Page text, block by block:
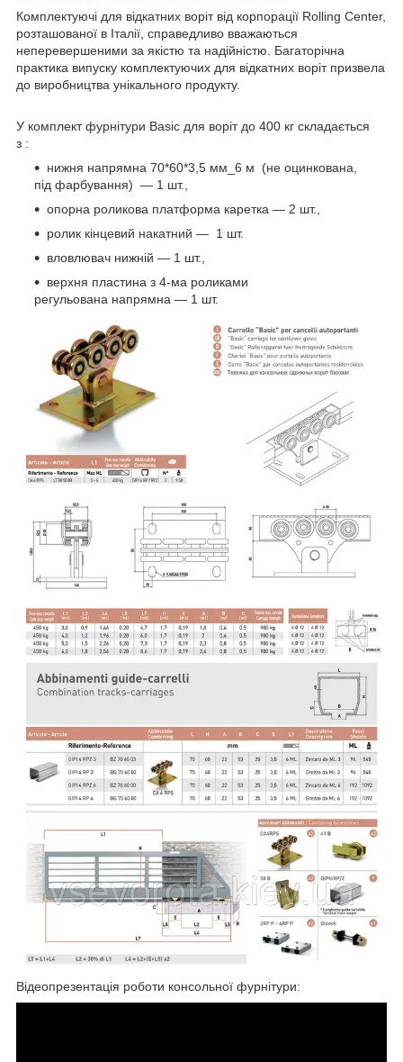
Комплектуючі для відкатних воріт від корпорації Rolling Center,
розташованої в Італії, справедливо вважаються
неперевершеними за якістю та надійністю. Багаторічна
практика випуску комплектуючих для відкатних воріт призвела
до виробництва унікального продукту.
У комплект фурнітури Basic для воріт до 400 кг складається
з :
нижня напрямна 70*60*3,5 мм_6 м (не оцинкована,
під фарбування) — 1 шт.,
опорна роликова платформа каретка — 2 шт.,
ролик кінцевий накатний — 1 шт.
вловлювач нижній — 1 шт.,
верхня пластина з 4-ма роликами
регульована напрямна — 1 шт.
Відеопрезентація роботи консольної фурнітури: